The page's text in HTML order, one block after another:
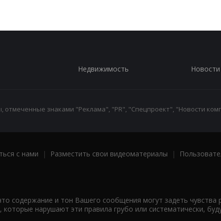
Недвижимость Новости
отмеченные знаками "Реклама", "PR", "Спецпроект", "Новости
с нами | Разместить свои видеоматериалы |
содержание и тон Вашего сообщения могут задеть чувства
нарушают эти правила грубо или систематически,